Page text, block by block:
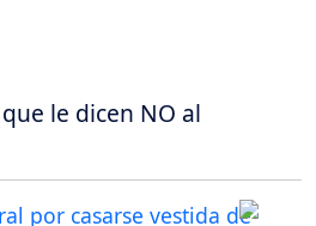
le dicen NO al